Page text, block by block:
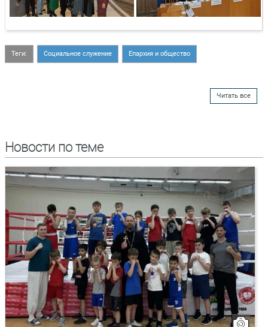
Теги: Социальное служение Епархия и общество
Читать все
Новости по теме